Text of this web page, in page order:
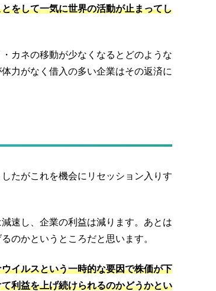
をして一気に世界の活動が止まってし
・カネの移動が少なくなるとどのような
力がなく借入の多い企業はその返済に
たがこれを機会にリセッション入りす
速し、企業の利益は減ります。あとは
のかというところだと思います。
イルスという一時的な要因で株価が下
利益を上げ続けられるのかどうかとい